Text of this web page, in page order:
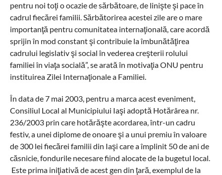
pentru noi toţi o ocazie de sărbătoare, de linişte şi pace în
cadrul fiecărei familii. Sărbătorirea acestei zile are o mare
importanţă pentru comunitatea internaţională, care acordă
sprijin în mod constant şi contribuie la îmbunătăţirea
cadrului legislativ şi social în vederea creşterii rolului
familiei în viaţa socială”, se arată în motivaţia ONU pentru
instituirea Zilei Internaţionale a Familiei.
În data de 7 mai 2003, pentru a marca acest eveniment,
Consiliul Local al Municipiului Iaşi adoptă Hotărârea nr.
236/2003 prin care hotărăşte acordarea, într-un cadru
festiv, a unei diplome de onoare şi a unui premiu în valoare
de 300 lei fiecărei familii din Iaşi care a împlinit 50 de ani de
căsnicie, fondurile necesare fiind alocate de la bugetul local.
Este prima iniţiativă de acest gen din ţară, exemplul de la